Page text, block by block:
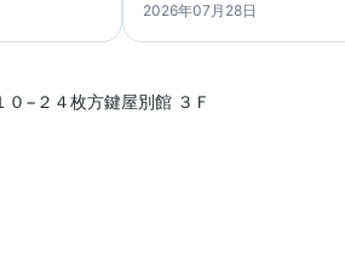
一品） /
ぼちゃの
ニの玉ねぎ
使用） /
（味噌
/ 麹のお
はん（手
/ 塩麹ヨー
んだんに使った月替わ
ンチや夏野菜をたっぷ
ー、ルーロー飯とセッ
2026年07月28日
０−２４枚方鍵屋別館 ３Ｆ